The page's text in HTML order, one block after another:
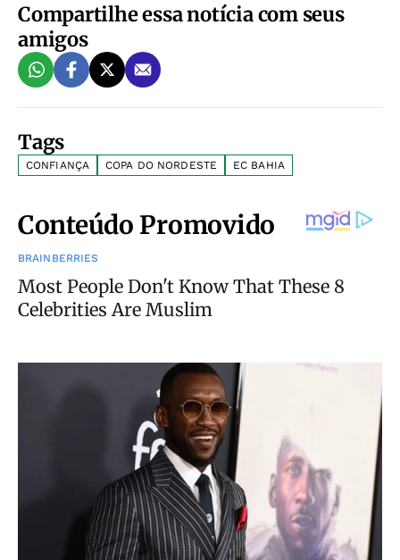
Compartilhe essa notícia com seus
amigos
Tags
CONFIANÇA COPA DO NORDESTE EC BAHIA